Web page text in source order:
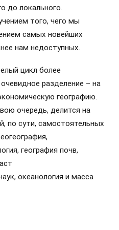
до локального.
того, чего мы
самых новейших
нам недоступных.
цикл более
разделение – на
географию.
очередь, делится на
по сути, самостоятельных
география почв,
океанология и масса